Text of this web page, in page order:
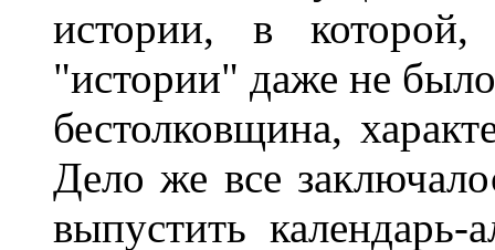
истории, в которой,
"истории" даже не
бестолковщина,
Дело же все
выпустить